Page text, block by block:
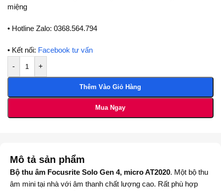
miệng
• Hotline Zalo: 0368.564.794
• Kết nối: Facebook tư vấn
-
+
Thêm Vào Giỏ Hàng
Mua Ngay
Mô tả sản phẩm
Bộ thu âm Focusrite Solo Gen 4, micro AT2020. Một bộ thu
âm mini tại nhà với âm thanh chất lượng cao. Rất phù hợp